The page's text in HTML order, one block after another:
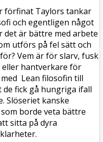
förfinat Taylors tankar
och egentligen något
det är bättre med arbete
utförs på fel sätt och
Vem är för slarv, fusk
eller hantverkare för
Lean filosofin till
fick gå hungriga ifall
Slöseriet kanske
borde veta bättre
sitta på dyra